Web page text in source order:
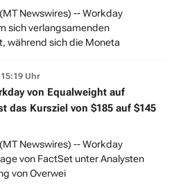
Newswires) -- Workday
sich verlangsamenden
während sich die Moneta
Uhr
von Equalweight auf
das Kursziel von $185 auf $145
Newswires) -- Workday
von FactSet unter Analysten
von Overwei